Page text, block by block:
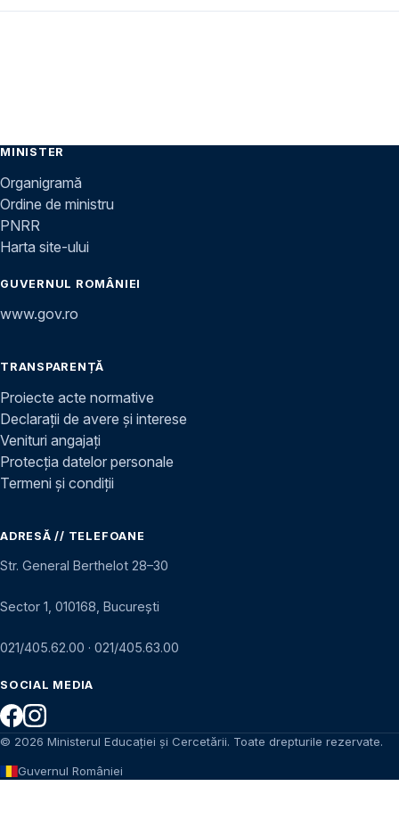
MINISTER
Organigramă
Ordine de ministru
PNRR
Harta site-ului
GUVERNUL ROMÂNIEI
www.gov.ro
TRANSPARENȚĂ
Proiecte acte normative
Declarații de avere și interese
Venituri angajați
Protecția datelor personale
Termeni și condiții
ADRESĂ // TELEFOANE
Str. General Berthelot 28–30
Sector 1, 010168, București
021/405.62.00 · 021/405.63.00
SOCIAL MEDIA
© 2026 Ministerul Educației și Cercetării. Toate drepturile rezervate.
Guvernul României